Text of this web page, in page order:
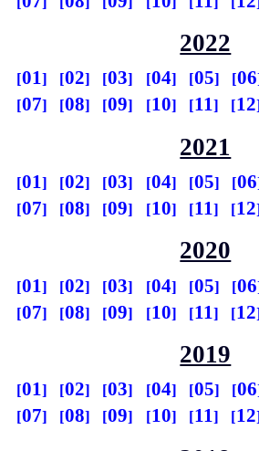
2022
01 02 03 04 05
06
07
08 09 10 11 12
2021
01 02 03 04 05
06
07
08 09 10 11 12
2020
01 02 03 04 05
06
07
08 09 10 11 12
2019
01 02 03 04 05
06
07
08 09 10 11 12